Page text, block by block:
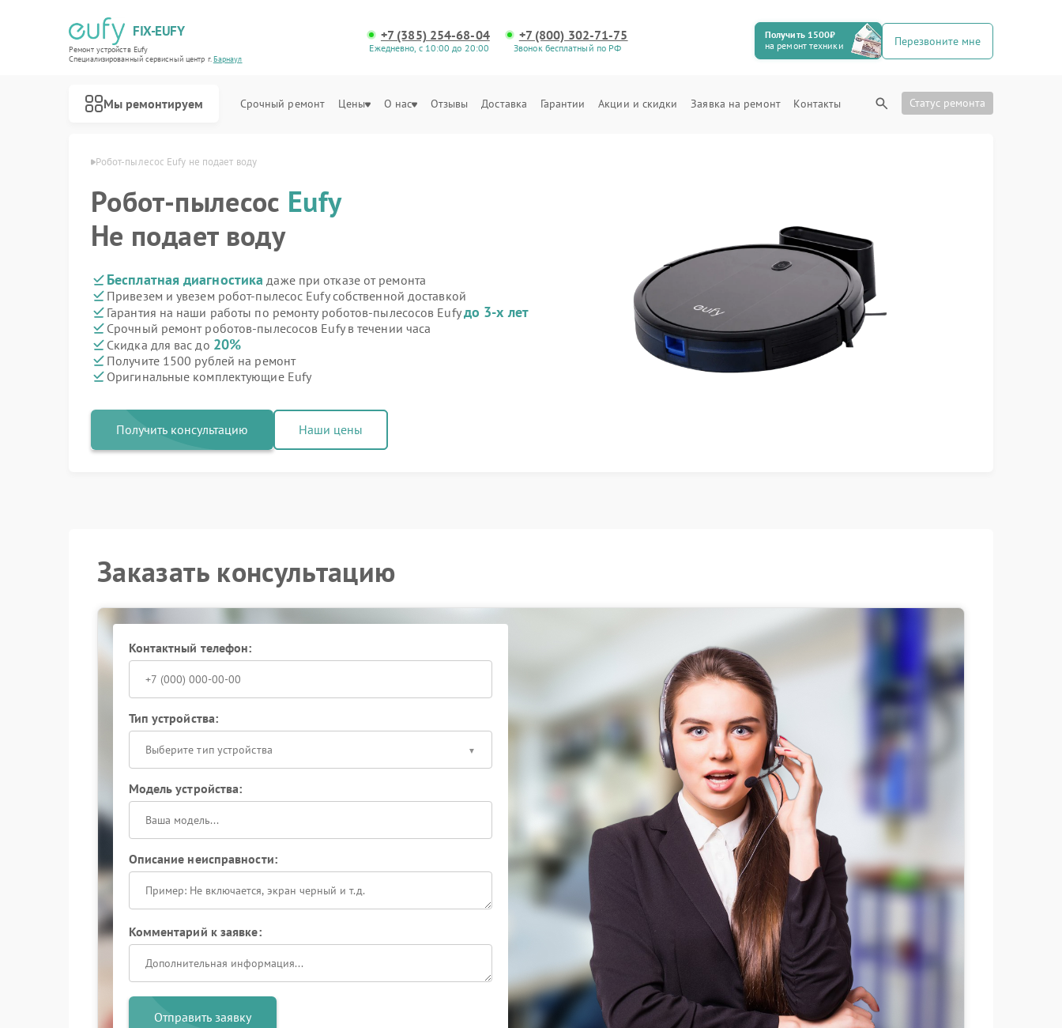
FIX-EUFY
Ремонт устройств Eufy
Специализированный cервисный центр г.Барнаул
+7 (385) 254-68-04
Ежедневно, с 10:00 до 20:00
+7 (800) 302-71-75
Звонок бесплатный по РФ
Получить 1500₽
на ремонт техники
Перезвоните мне
Мы ремонтируем Срочный ремонт Цены О нас Отзывы Доставка Гарантии Акции и скидки Заявка на ремонт Контакты Статус ремонта
Робот-пылесос Eufy не подает воду
Робот-пылесос Eufy
Не подает воду
Бесплатная диагностика даже при отказе от ремонта
Привезем и увезем робот-пылесос Eufy собственной доставкой
Гарантия на наши работы по ремонту роботов-пылесосов Eufyдо 3-х лет
Срочный ремонт роботов-пылесосов Eufy в течении часа
Скидка для вас до 20%
Получите 1500 рублей на ремонт
Оригинальные комплектующие Eufy
Получить консультацию Наши цены
Заказать консультацию
Контактный телефон:
Тип устройства:
Выберите тип устройства
Модель устройства:
Описание неисправности:
Комментарий к заявке:
Отправить заявку